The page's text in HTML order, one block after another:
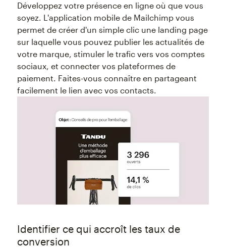
Développez votre présence en ligne où que vous
soyez. L'application mobile de Mailchimp vous
permet de créer d'un simple clic une landing page
sur laquelle vous pouvez publier les actualités de
votre marque, stimuler le trafic vers vos comptes
sociaux, et connecter vos plateformes de
paiement. Faites-vous connaître en partageant
facilement le lien avec vos contacts.
Identifier ce qui accroît les taux de
conversion